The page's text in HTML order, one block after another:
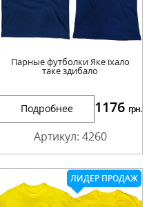
Парные футболки Яке їхало
таке здибало
Подробнее 1176 грн.
Артикул: 4260
ЛИДЕР ПРОДАЖ